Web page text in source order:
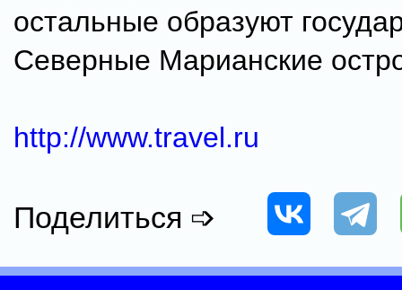
остальные образуют
Северные Марианские
http://www.travel.ru
Поделиться ➩